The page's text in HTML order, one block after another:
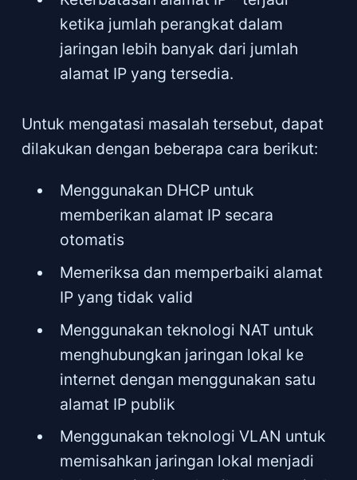
ketika jumlah perangkat dalam
jaringan lebih banyak dari jumlah
alamat IP yang tersedia.
Untuk mengatasi masalah tersebut, dapat
dilakukan dengan beberapa cara berikut:
Menggunakan DHCP untuk
memberikan alamat IP secara
otomatis
Memeriksa dan memperbaiki alamat
IP yang tidak valid
Menggunakan teknologi NAT untuk
menghubungkan jaringan lokal ke
internet dengan menggunakan satu
alamat IP publik
Menggunakan teknologi VLAN untuk
memisahkan jaringan lokal menjadi